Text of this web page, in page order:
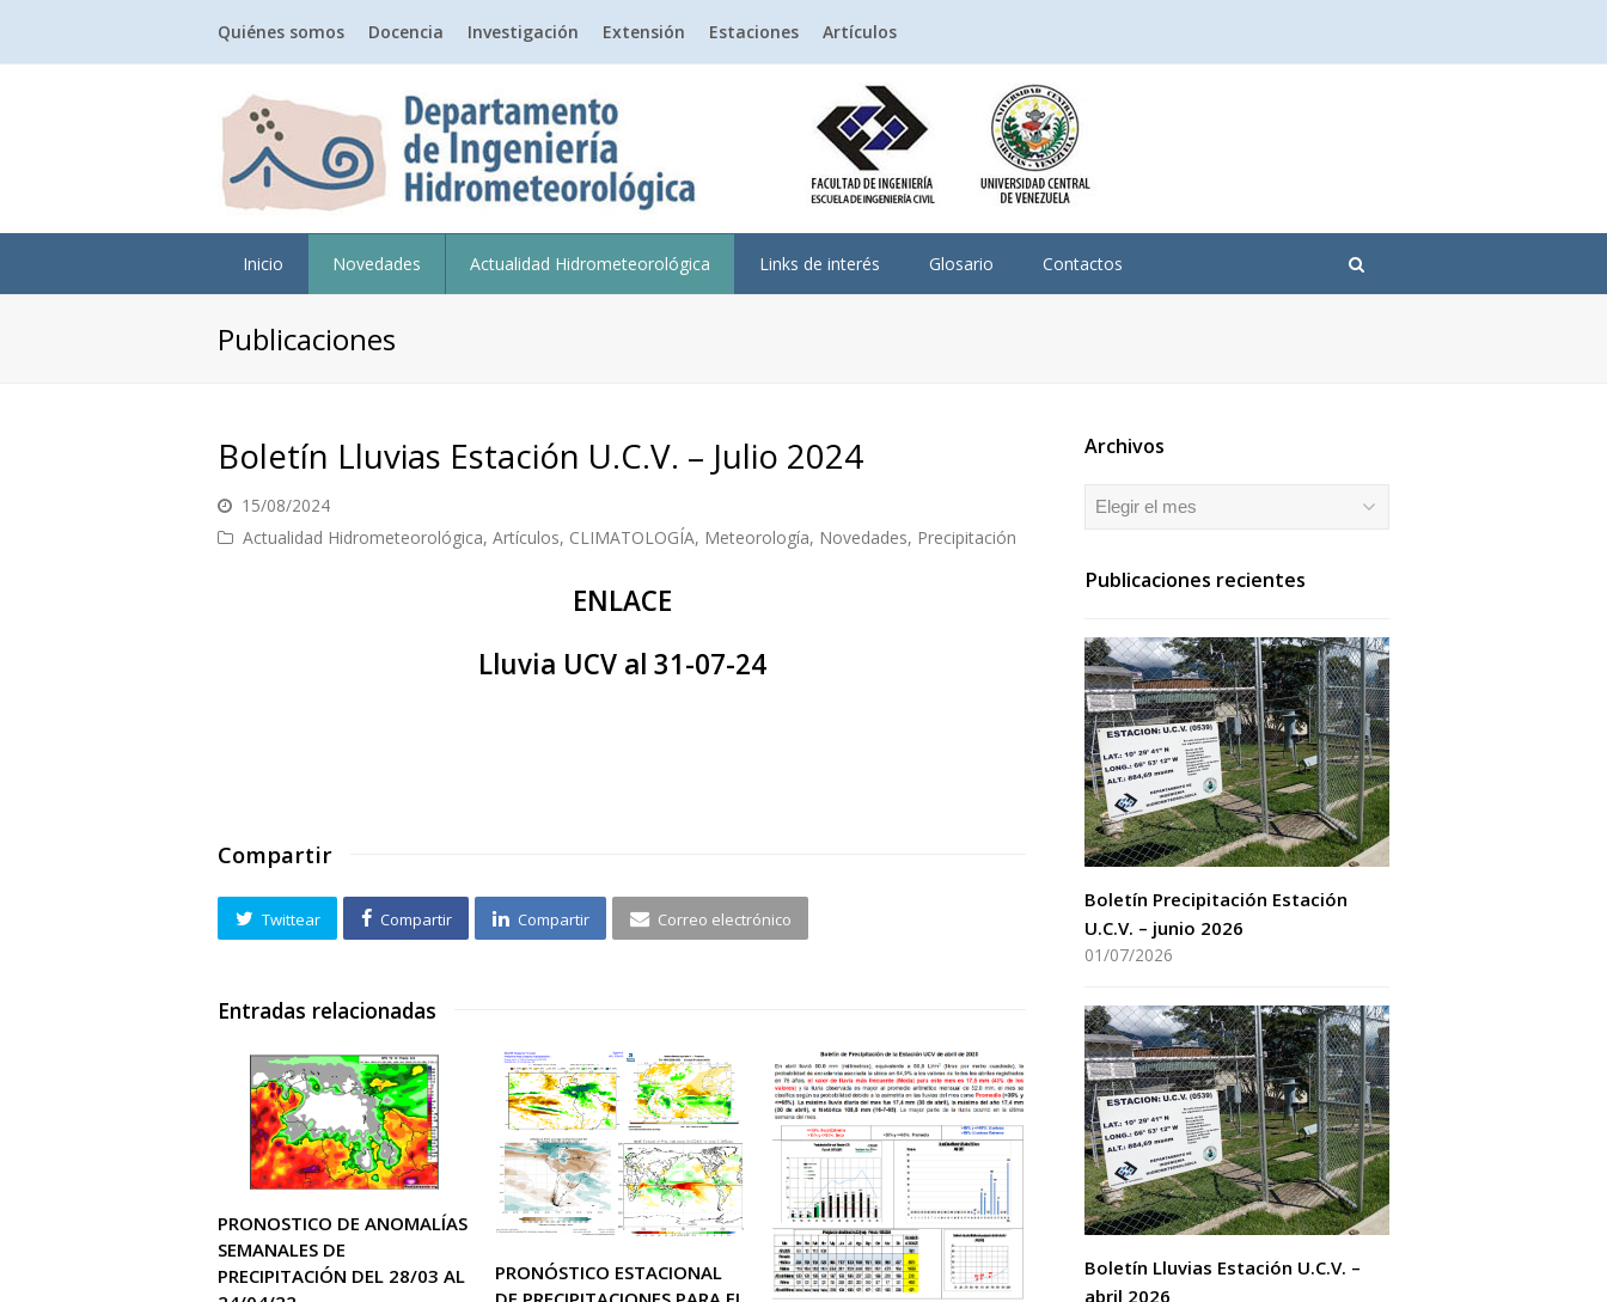
Quiénes somos Docencia Investigación Extensión Estaciones Artículos
Inicio Novedades Actualidad Hidrometeorológica Links de interés Glosario Contactos
Publicaciones
Boletín Lluvias Estación U.C.V. – Julio 2024
15/08/2024
Actualidad Hidrometeorológica, Artículos, CLIMATOLOGÍA, Meteorología, Novedades, Precipitación
ENLACE
Lluvia UCV al 31-07-24
Compartir
Twittear Compartir Compartir Correo electrónico
Entradas relacionadas
PRONOSTICO DE ANOMALÍAS
SEMANALES DE
PRECIPITACIÓN DEL 28/03 AL
PRONÓSTICO ESTACIONAL
Archivos
Archivos
Publicaciones recientes
Boletín Precipitación Estación
U.C.V. – junio 2026
01/07/2026
Boletín Lluvias Estación U.C.V. –
abril 2026